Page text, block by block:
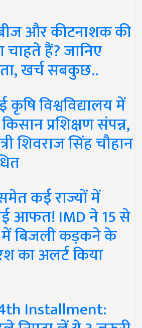
और कीटनाशक की
हैं? जानिए
खर्च सबकुछ..
कृषि विश्वविद्यालय में
प्रशिक्षण संपन्न,
शिवराज सिंह चौहान
कई राज्यों में
आफत! IMD ने 15 से
में बिजली कड़कने के
का अलर्ट किया
Installment: